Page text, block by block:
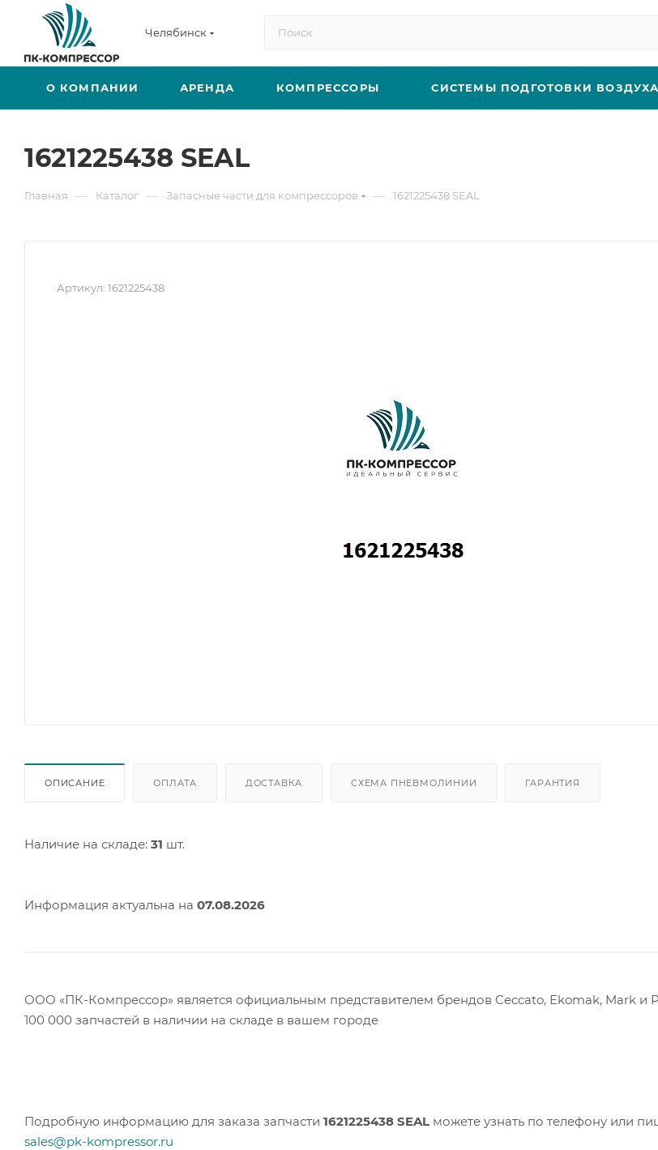
Челябинск
О КОМПАНИИ АРЕНДА КОМПРЕССОРЫ СИСТЕМЫ ПОДГОТОВКИ ВОЗДУХА
1621225438 SEAL
Главная — Каталог — Запасные части для компрессоров — 1621225438 SEAL
Артикул: 1621225438
ОПИСАНИЕ ОПЛАТА ДОСТАВКА СХЕМА ПНЕВМОЛИНИИ ГАРАНТИЯ
Наличие на складе: 31 шт.
Информация актуальна на 07.08.2026
ООО «ПК-Компрессор» является официальным представителем брендов Ceccato, Ekomak, Mark и
100 000 запчастей в наличии на складе в вашем городе
Подробную информацию для заказа запчасти 1621225438 SEAL можете узнать по телефону или
sales@pk-kompressor.ru